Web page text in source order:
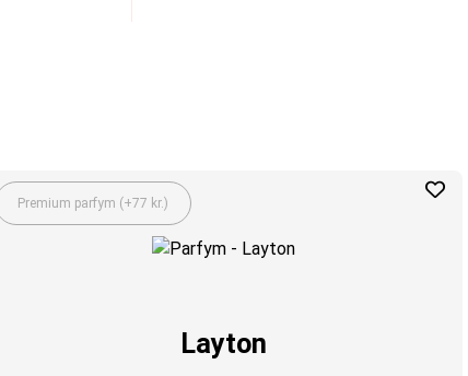
Premium parfym (+77 kr.)
Layton